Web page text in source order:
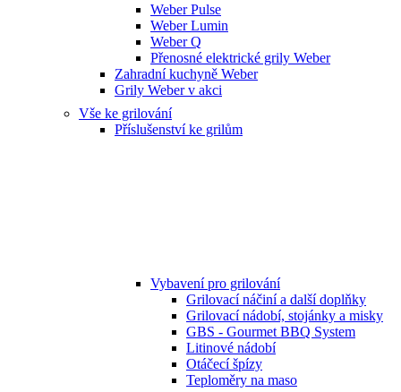
Weber Pulse
Weber Lumin
Weber Q
Přenosné elektrické grily Weber
Zahradní kuchyně Weber
Grily Weber v akci
Vše ke grilování
Příslušenství ke grilům
Vybavení pro grilování
Grilovací náčiní a další doplňky
Grilovací nádobí, stojánky a misky
GBS - Gourmet BBQ System
Litinové nádobí
Otáčecí špízy
Teploměry na maso